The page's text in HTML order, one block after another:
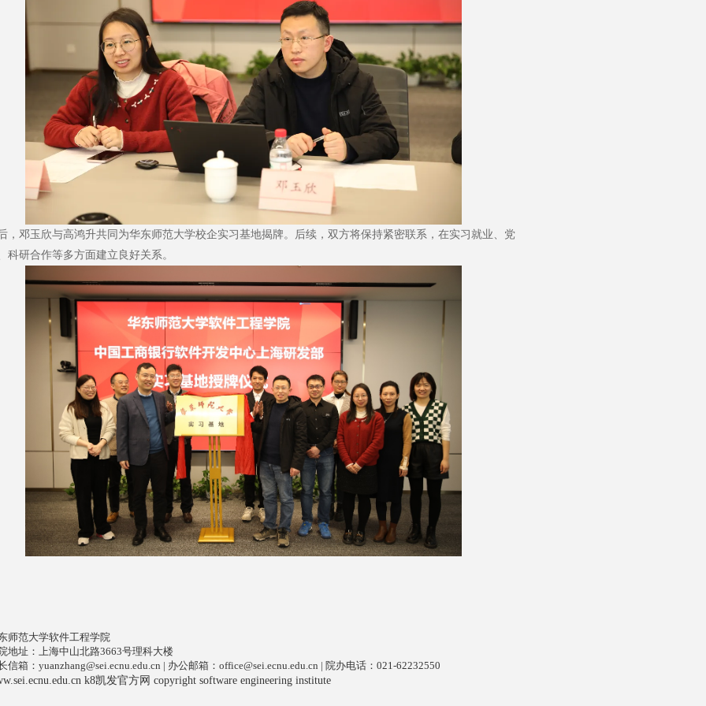
邓玉欣与高鸿升共同为华东师范大学校企实习基地揭牌。后续，双方将保持紧密联系，在实习就业、党
科研合作等多方面建立良好关系。
师范大学软件工程学院
地址：上海中山北路3663号理科大楼
信箱： yuanzhang@sei.ecnu.edu.cn | 办公邮箱： office@sei.ecnu.edu.cn | 院办电话：021-62232550
k8凯发官方网 copyright software engineering institute